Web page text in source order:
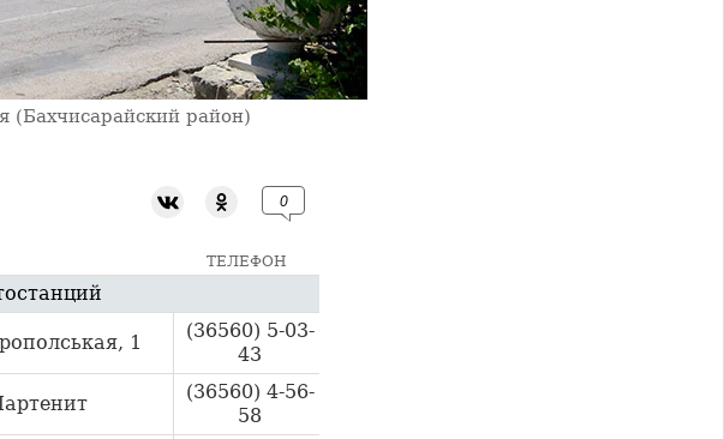
(Бахчисарайский район)
0
ТЕЛЕФОН
1
(36560) 5-03-
43
(36560) 4-56-
58